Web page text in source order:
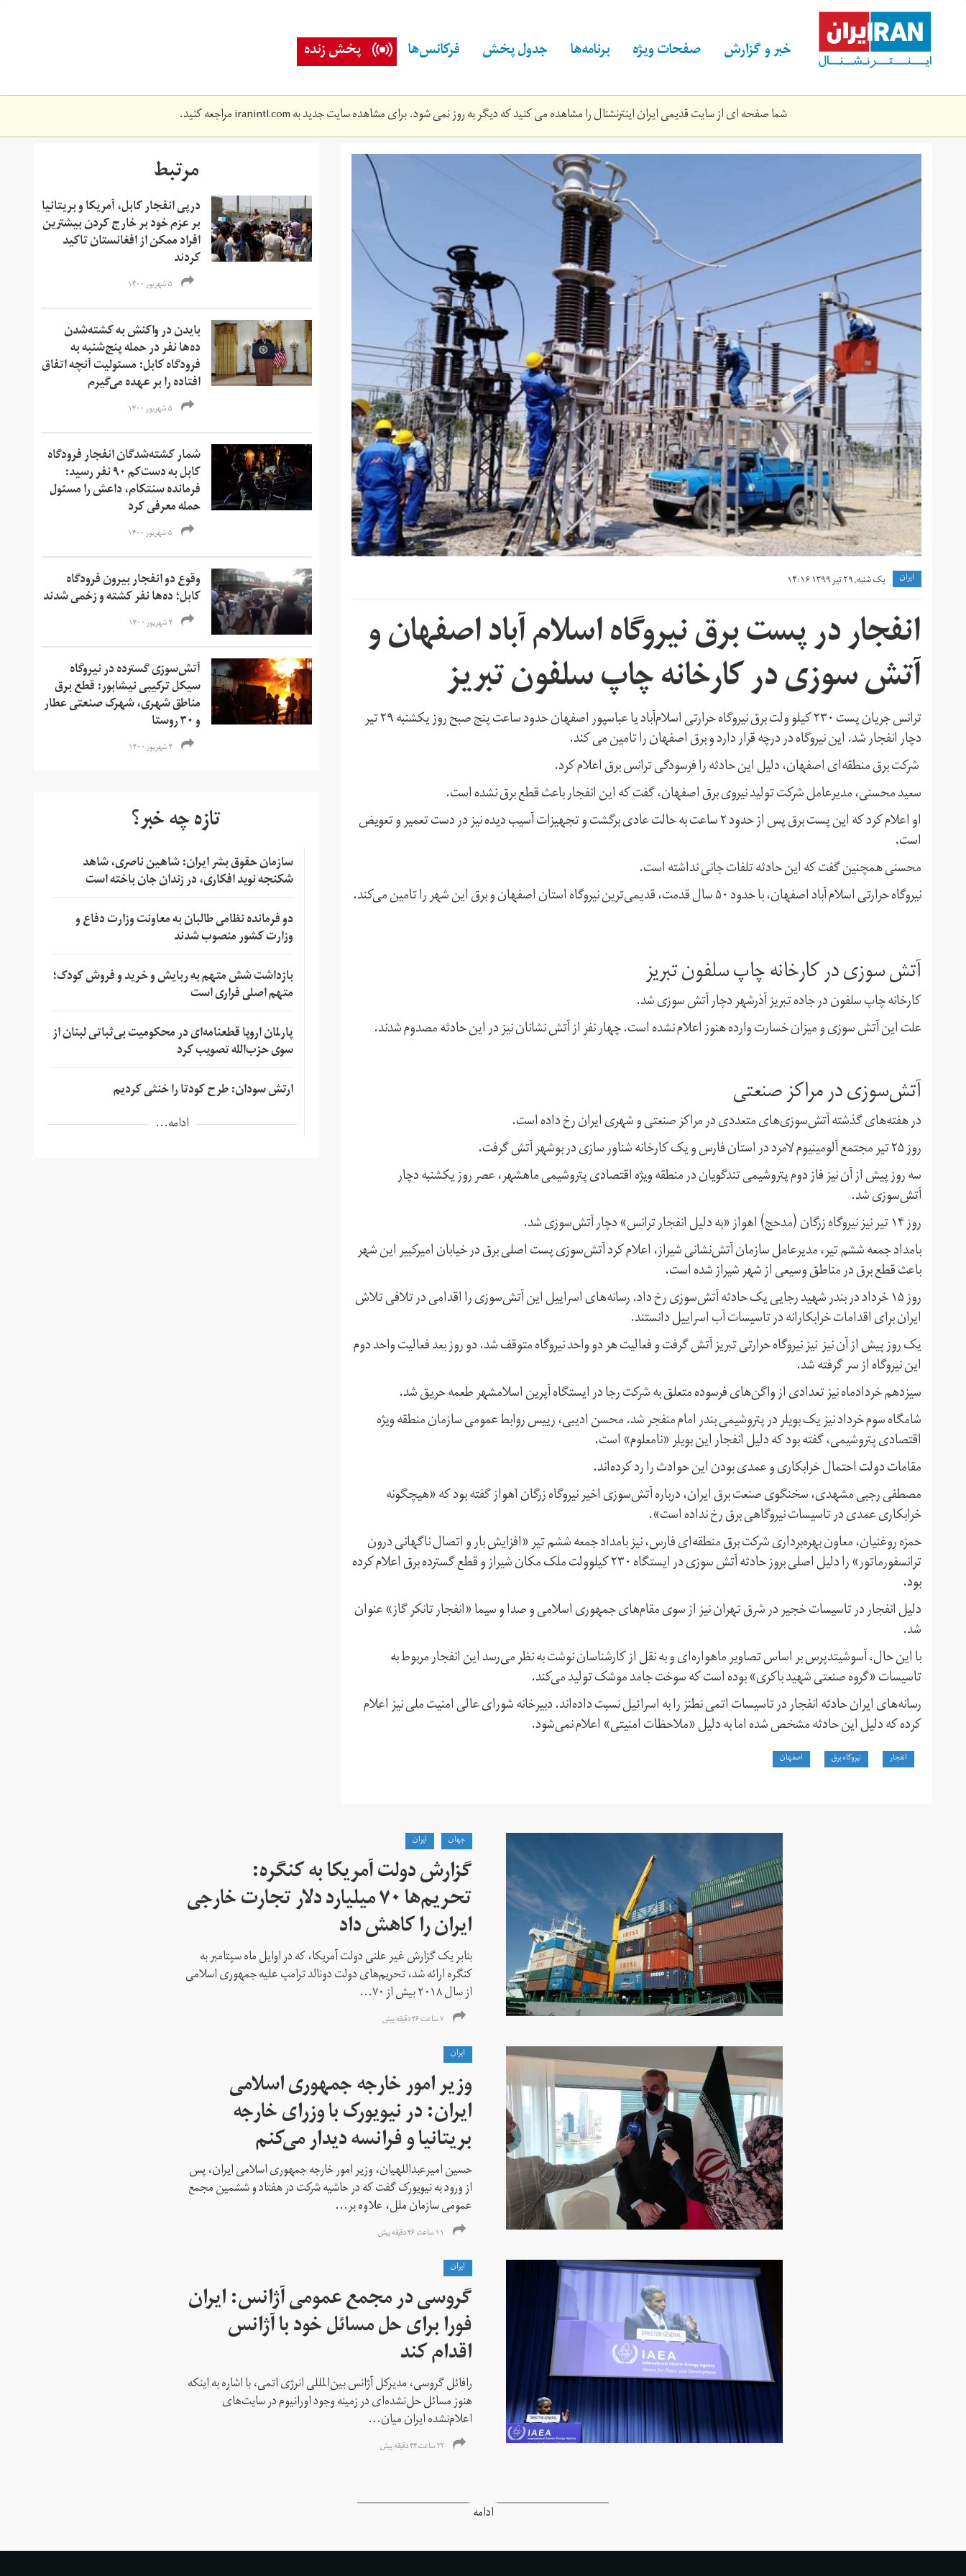
content خبر و گزارش صفحات ویژه برنامه‌ها جدول پخش فرکانس‌ها پخش زنده
شما صفحه ای از سایت قدیمی ایران اینترنشنال را مشاهده می کنید که دیگر به روز نمی شود. برای مشاهده سایت جدید بهiranintl.comمراجعه کنید.
pstbrq.jpg
ايران یک شنبه, ۲۹ تیر ۱۳۹۹ ۱۴:۱۶
انفجار در پست برق نیروگاه اسلام آباد اصفهان و
آتش سوزی در کارخانه چاپ سلفون تبریز
ترانس جریان پست ۲۳۰ کیلو ولت برق نیروگاه حرارتی اسلام‌آباد یا عباسپور اصفهان حدود ساعت پنج صبح روز یکشنبه ۲۹ تیر
دچار انفجار شد. این نیروگاه در درچه قرار دارد و برق اصفهان را تامین می کند.
شرکت برق منطقه‌ای اصفهان، دلیل این حادثه را فرسودگی ترانس برق اعلام کرد.
سعید محسنی، مدیرعامل شرکت تولید نیروی برق اصفهان، گفت که این انفجار باعث قطع برق نشده است.
او اعلام کرد که این پست برق پس از حدود ۲ ساعت به حالت عادی برگشت و تجهیزات آسیب دیده نیز در دست تعمیر و تعویض
است.
محسنی همچنین گفت که این حادثه تلفات جانی نداشته است.
نیروگاه حرارتی اسلام آباد اصفهان، با حدود ۵۰ سال قدمت، قدیمی‌ترین نیروگاه استان اصفهان و برق این شهر را تامین می‌کند.
آتش سوزی در کارخانه چاپ سلفون تبریز
کارخانه چاپ سلفون در جاده تبریز آذرشهر دچار آتش سوزی شد.
علت این آتش سوزی و میزان خسارت وارده هنوز اعلام نشده است. چهار نفر از آتش نشانان نیز در این حادثه مصدوم شدند.
آتش‌سوزی در مراکز صنعتی
در هفته‌های گذشته آتش‌سوزی‌های متعددی در مراکز صنعتی و شهری ایران رخ داده است.
روز ۲۵ تیر مجتمع آلومینیوم لامرد در استان فارس و یک کارخانه شناور سازی در بوشهر آتش گرفت.
سه روز پیش از آن نیز فاز دوم پتروشیمی تندگویان در منطقه ویژه اقتصادی پتروشیمی ماهشهر، عصر روز یکشنبه دچار
آتش‌سوزی شد.
روز ۱۴ تیر نیز نیروگاه زرگان (مدحج) اهواز «به دلیل انفجار ترانس» دچار آتش‌سوزی شد.
بامداد جمعه ششم تیر، مدیرعامل سازمان آتش‌نشانی شیراز، اعلام کرد آتش‌سوزی پست اصلی برق در خیابان امیرکبیر این شهر
باعث قطع برق در مناطق وسیعی از شهر شیراز شده است.
روز ۱۵ خرداد در بندر شهید رجایی یک حادثه آتش‌سوزی رخ داد. رسانه‌های اسراییل این آتش‌سوزی را اقدامی در تلافی تلاش
ایران برای اقدامات خرابکارانه در تاسیسات آب اسراییل دانستند.
یک روز پیش از آن نیز نیز نیروگاه حرارتی تبریز آتش گرفت و فعالیت هر دو واحد نیروگاه متوقف شد. دو روز بعد فعالیت واحد دوم
این نیروگاه از سر گرفته شد.
سیزدهم خردادماه نیز تعدادی از واگن‌های فرسوده متعلق به شرکت رجا در ایستگاه آپرین اسلامشهر طعمه حریق شد.
شامگاه سوم خرداد نیز یک بویلر در پتروشیمی بندر امام منفجر شد. محسن ادیبی، رییس روابط عمومی سازمان منطقه ویژه
اقتصادی پتروشیمی، گفته بود که دلیل انفجار این بویلر «نامعلوم» است.
مقامات دولت احتمال خرابکاری و عمدی بودن این حوادث را رد کرده‌اند.
مصطفی رجبی مشهدی، سخنگوی صنعت برق ایران، درباره آتش‌سوزی اخیر نیروگاه زرگان اهواز گفته بود که «هیچگونه
خرابکاری عمدی در تاسیسات نیروگاهی برق رخ نداده است».
حمزه روغنیان، معاون بهره‌برداری شرکت برق منطقه‌ای فارس، نیز بامداد جمعه ششم تیر «افزایش بار و اتصال ناگهانی درون
ترانسفورماتور» را دلیل اصلی بروز حادثه آتش سوزی در ایستگاه ۲۳۰ کیلوولت ملک مکان شیراز و قطع گسترده برق اعلام کرده
بود.
دلیل انفجار در تاسیسات خجیر در شرق تهران نیز از سوی مقام‌های جمهوری اسلامی و صدا و سیما «انفجار تانکر گاز» عنوان
شد.
با این حال، آسوشیتدپرس بر اساس تصاویر ماهواره‌ای و به نقل از کارشناسان نوشت به نظر می‌رسد این انفجار مربوط به
تاسیسات «گروه صنعتی شهید باکری» بوده است که سوخت جامد موشک تولید می‌کند.
رسانه‌های ایران حادثه انفجار در تاسیسات اتمی نطنز را به اسرائیل نسبت داده‌اند. دبیرخانه شورای عالی امنیت ملی نیز اعلام
کرده که دلیل این حادثه مشخص شده اما به دلیل «ملاحظات امنیتی» اعلام نمی‌شود.
انفجار نیروگاه برق اصفهان
مرتبط
درپی انفجار کابل، آمریکا و بریتانیا
بر عزم خود بر خارج کردن بیشترین
افراد ممکن از افغانستان تاکید
کردند
۵ شهریور ۱۴۰۰
بایدن در واکنش به کشته‌شدن
ده‌ها نفر در حمله پنج‌شنبه به
فرودگاه کابل: مسئولیت آنچه اتفاق
افتاده را بر عهده می‌گیرم
۵ شهریور ۱۴۰۰
شمار کشته‌شدگان انفجار فرودگاه
کابل به دست‌کم ۹۰ نفر رسید:
فرمانده سنتکام، داعش را مسئول
حمله معرفی کرد
۵ شهریور ۱۴۰۰
وقوع دو انفجار بیرون فرودگاه
کابل؛ ده‌ها نفر کشته و زخمی‌ شدند
۴ شهریور ۱۴۰۰
آتش‌سوزی گسترده در نیروگاه
سیکل ترکیبی نیشابور: قطع برق
مناطق شهری، شهرک صنعتی عطار
و ۳۰ روستا
۴ شهریور ۱۴۰۰
تازه چه خبر؟
سازمان حقوق بشر ایران: شاهین ناصری، شاهد
شکنجه نوید افکاری، در زندان جان باخته است
دو فرمانده نظامی طالبان به معاونت وزارت دفاع و
وزارت کشور منصوب شدند
بازداشت شش متهم به ربایش و خرید و فروش کودک؛
متهم اصلی فراری است
پارلمان اروپا قطعنامه‌ای در محکومیت بی‌ثباتی لبنان از
سوی حزب‌الله تصویب کرد
ارتش سودان: طرح کودتا را خنثی کردیم
ادامه...
جهان ايران
گزارش دولت آمریکا به کنگره:
تحریم‌ها ۷۰ میلیارد دلار تجارت خارجی
ایران را کاهش داد
بنابر یک گزارش غیر علنی دولت آمریکا، که در اوایل ماه سپتامبر به
کنگره ارائه شد، تحریم‌های دولت دونالد ترامپ علیه جمهوری اسلامی
از سال ۲۰۱۸ بیش از ۷۰...
۷ ساعت ۴۶ دقیقه پیش
ايران
وزیر امور خارجه جمهوری اسلامی
ایران: در نیویورک با وزرای خارجه
بریتانیا و فرانسه دیدار می‌کنم
حسین امیرعبداللهیان، وزیر امور خارجه جمهوری اسلامی ایران، پس
از ورود به نیویورک گفت که در حاشیه شرکت در هفتاد و ششمین مجمع
عمومی سازمان ملل، علاوه بر...
۱۱ ساعت ۴۶ دقیقه پیش
ايران
گروسی در مجمع عمومی آژانس: ایران
فورا برای حل مسائل خود با آژانس
اقدام کند
رافائل گروسی، مدیرکل آژانس بین‌المللی انرژی اتمی، با اشاره به اینکه
هنوز مسائل حل‌نشده‌ای در زمینه وجود اورانیوم در سایت‌های
اعلام‌نشده ایران میان...
۲۲ ساعت ۴۴ دقیقه پیش
ادامه